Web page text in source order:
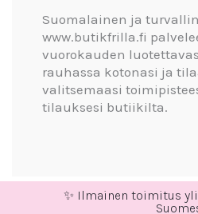
Suomalainen ja
www.butikfrilla.fi
vuorokauden
rauhassa kotonasi ja
valitsemaasi
tilauksesi butiikilta.
✨ Ilmainen toimitus yli